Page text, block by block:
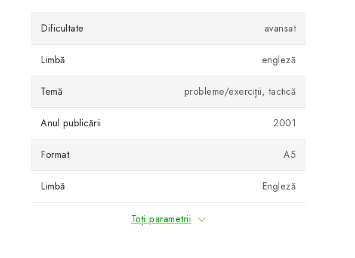
Dificultate avansat
Limbă engleză
Temă probleme/exerciții, tactică
Anul publicării 2001
Format A5
Limbă Engleză
Toți parametrii